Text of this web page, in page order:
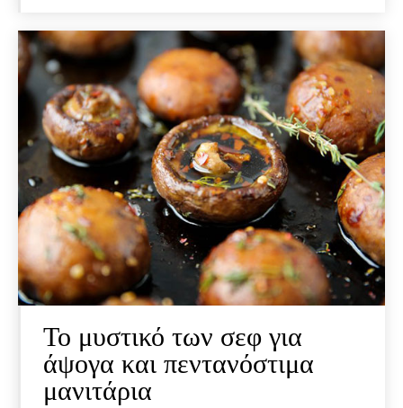
Το μυστικό των σεφ για
άψογα και πεντανόστιμα
μανιτάρια